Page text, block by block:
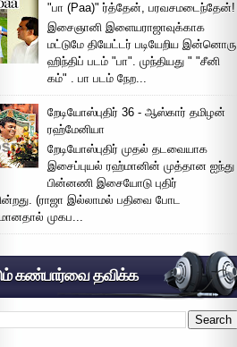
"பா (Paa)" ர்த்தேன், பரவசமடைந்தேன்!
இசைஞானி இளையராஜாவுக்காக
மட்டுமே தியேட்டர் படியேறிய இன்னொரு
ஹிந்திப் படம் "பா". முந்தியது " "சீனி
கம்" . பா படம் நேற...
றேடியோஸ்புதிர் 36 - ஆஸ்கார் தமிழன்
ரஹ்மேனியா
றேடியோஸ்புதிர் முதல் தடவையாக
இசைப்புயல் ரஹ்மானின் முத்தான ஐந்து
பின்னணி இசையோடு புதிர்
(ராஜா இல்லாமல் பதிவை போட
முகப...
கண்பார்வை தவிக்க